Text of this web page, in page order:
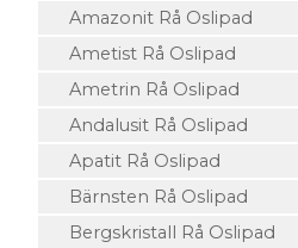
Amazonit Rå Oslipad
Ametist Rå Oslipad
Ametrin Rå Oslipad
Andalusit Rå Oslipad
Apatit Rå Oslipad
Bärnsten Rå Oslipad
Bergskristall Rå Oslipad